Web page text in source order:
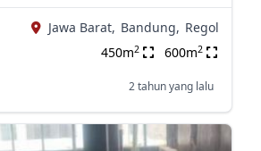
Jawa Barat, Bandung, Regol
450m2 600m2
2 tahun yang lalu